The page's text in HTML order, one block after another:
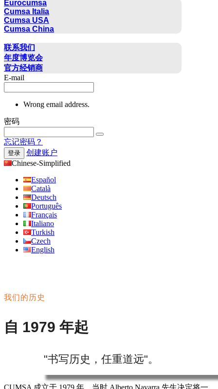
Eurocumsa
Cumsa Italia
Cumsa USA
Cumsa China
联系我们
年度博览会
官方经销商
E-mail
Wrong email address.
密码
忘记密码？
登录
创建账户
Chinese-Simplified
Español
Català
Deutsch
Português
Français
Italiano
Turkish
Czech
English
我们的历史
自 1979 年起
"书写历史，任重道远"。
CUMSA 成立于 1979 年，当时 Alberto Navarra 先生决定将一